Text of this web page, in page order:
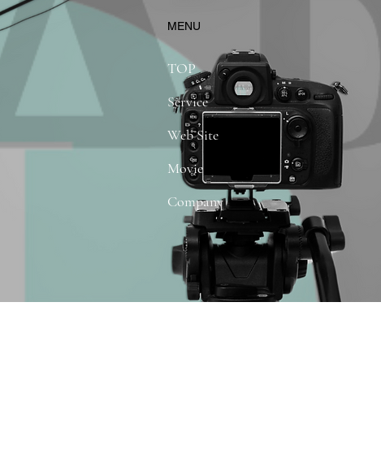
​MENU
TOP
Service
Web Site
Movie
Company